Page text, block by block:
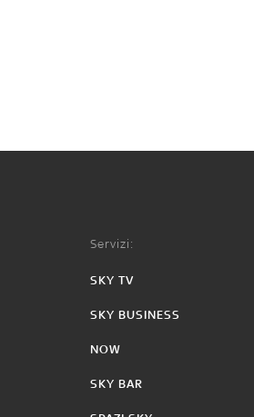
Servizi:
SKY TV
SKY BUSINESS
NOW
SKY BAR